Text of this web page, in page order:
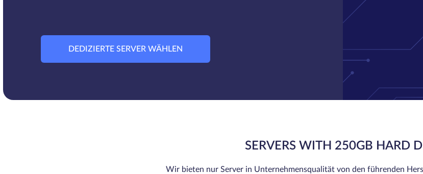
DEDIZIERTE SERVER WÄHLEN
SERVERS WITH 250GB HARD
Wir bieten nur Server in Unternehmensqualität von den führenden